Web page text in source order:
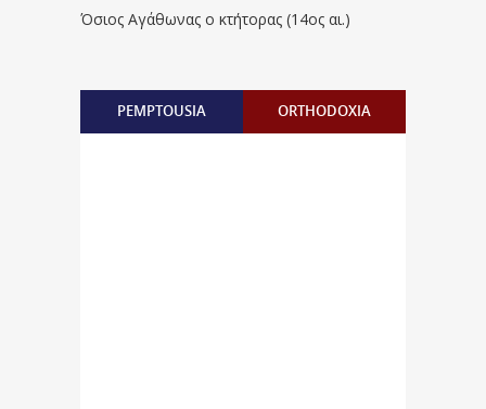
Όσιος Αγάθωνας ο κτήτορας (14ος αι.)
PEMPTOUSIA ORTHODOXIA